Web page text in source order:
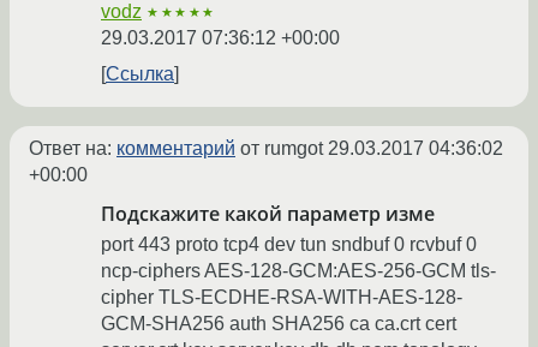
vodz ★★★★★
29.03.2017 07:36:12 +00:00
Ссылка
Ответ на: комментарий от rumgot29.03.2017 04:36:02
+00:00
Подскажите какой параметр изме
port 443 proto tcp4 dev tun sndbuf 0 rcvbuf 0
ncp-ciphers AES-128-GCM:AES-256-GCM tls-
cipher TLS-ECDHE-RSA-WITH-AES-128-
GCM-SHA256 auth SHA256 ca ca.crt cert